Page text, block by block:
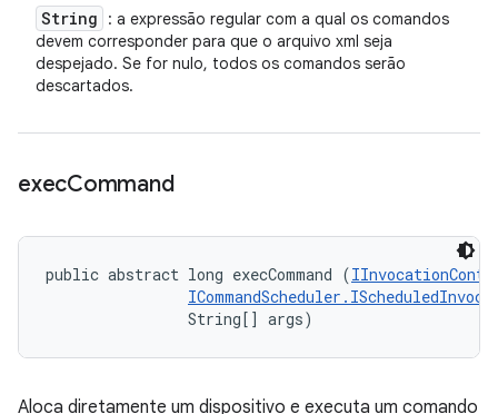
String
: a expressão regular com a qual os comandos
devem corresponder para que o arquivo xml seja
despejado. Se for nulo, todos os comandos serão
descartados.
execCommand
public abstract long execCommand (
                String[] args)
Aloca diretamente um dispositivo e executa um comando